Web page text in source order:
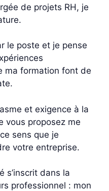
de projets RH, je
le poste et je pense
ma formation font de
et exigence à la
vous proposez me
sens que je
votre entreprise.
s’inscrit dans la
professionnel : mon